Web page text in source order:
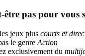
être pas pour vous
jeux plus courts et
le genre Action
exclusivement du